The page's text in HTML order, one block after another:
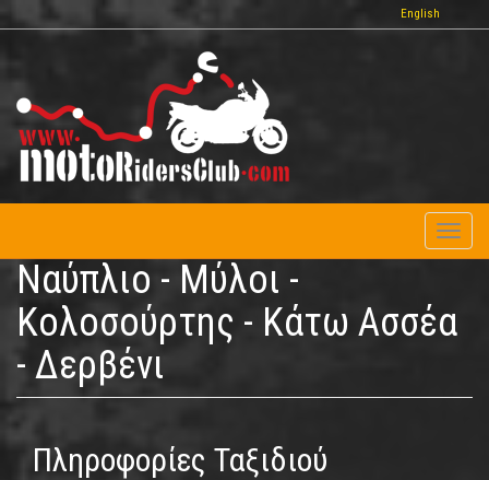
Παράκαμψη
προς
κυρίως
περιεχόμενο
English
Ναύπλιο - Μύλοι -
Κολοσούρτης - Κάτω Ασσέα
- Δερβένι
Πληροφορίες Ταξιδιού